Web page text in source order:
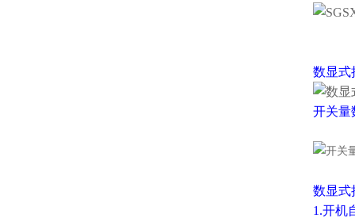
数显
开关量
数显式
1.开机